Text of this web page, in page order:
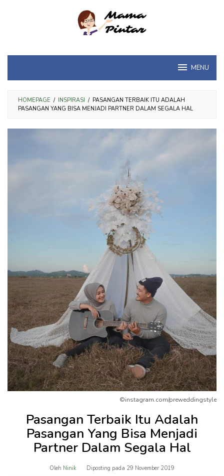
MENU
HOMEPAGE / INSPIRASI / PASANGAN TERBAIK ITU ADALAH
PASANGAN YANG BISA MENJADI PARTNER DALAM SEGALA HAL
©instagram.com/preweddingstyle
Pasangan Terbaik Itu Adalah
Pasangan Yang Bisa Menjadi
Partner Dalam Segala Hal
Oleh Ninik Diposting pada 29 November 2019